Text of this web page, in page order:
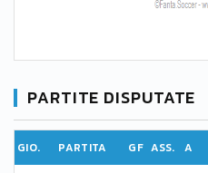
PARTITE DISPUTATE
GIO. PARTITA GF ASS. A